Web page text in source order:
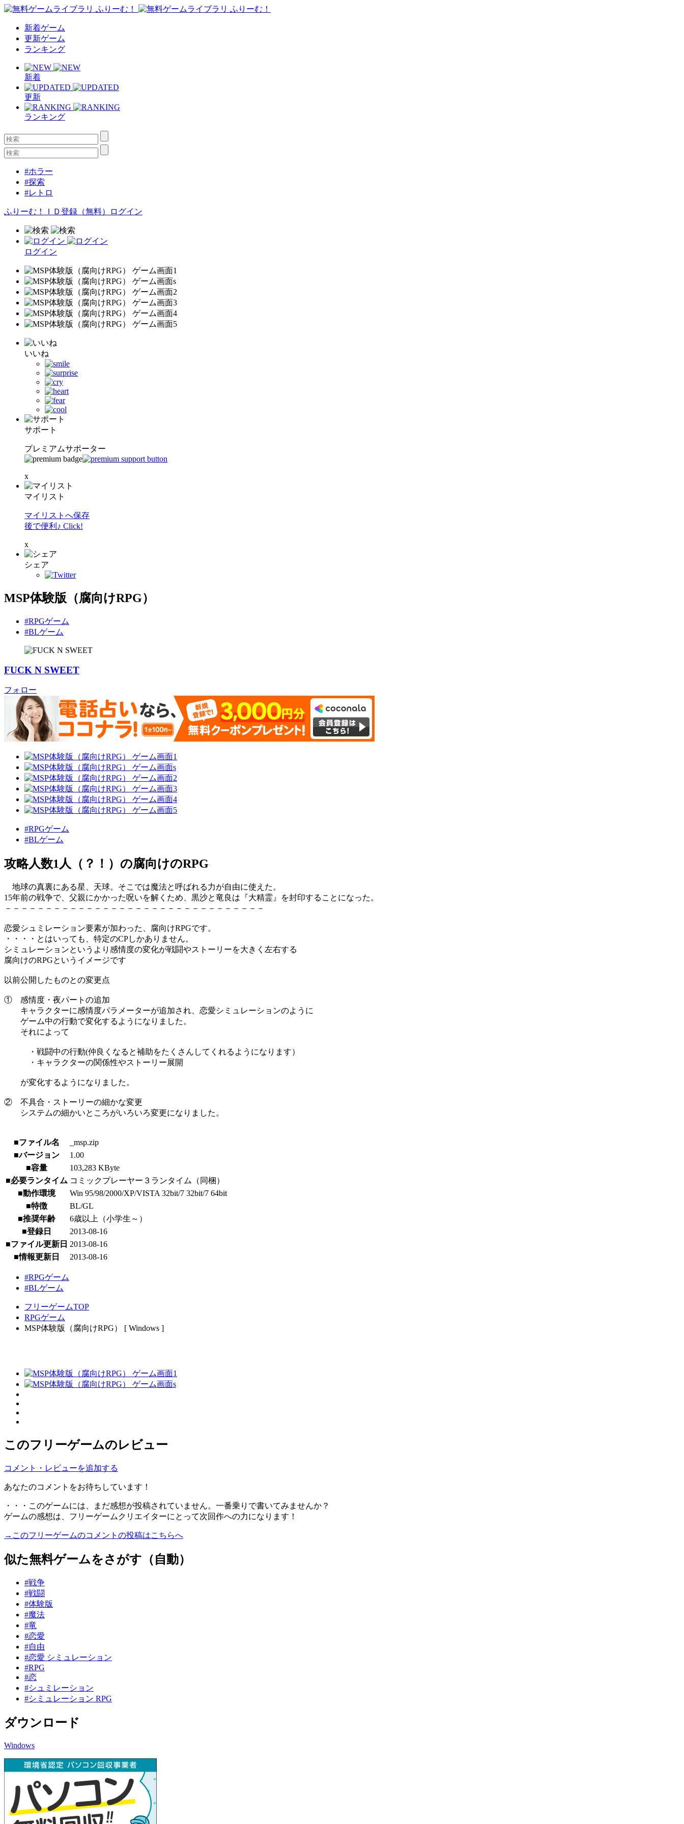
新着ゲーム
更新ゲーム
ランキング
新着
更新
ランキング
#ホラー
#探索
#レトロ
ふりーむ！ＩＤ登録（無料） ログイン
ログイン
いいね
サポート
プレミアムサポーター
x
マイリスト
マイリストへ保存
後で便利♪ Click!
x
シェア
MSP体験版（腐向けRPG）
#RPGゲーム
#BLゲーム
FUCK N SWEET
フォロー
#RPGゲーム
#BLゲーム
攻略人数1人（？！）の腐向けのRPG
地球の真裏にある星、天球。そこでは魔法と呼ばれる力が自由に使えた。
15年前の戦争で、父親にかかった呪いを解くため、黒沙と竜良は『大精霊』を封印することになった。
－－－－－－－－－－－－－－－－－－－－－－－－－－－－－－－－
恋愛シュミレーション要素が加わった、腐向けRPGです。
・・・・とはいっても、特定のCPしかありません。
シミュレーションというより感情度の変化が戦闘やストーリーを大きく左右する
腐向けのRPGというイメージです
以前公開したものとの変更点
① 感情度・夜パートの追加
キャラクターに感情度パラメーターが追加され、恋愛シミュレーションのように
ゲーム中の行動で変化するようになりました。
それによって
・戦闘中の行動(仲良くなると補助をたくさんしてくれるようになります）
・キャラクターの関係性やストーリー展開
が変化するようになりました。
② 不具合・ストーリーの細かな変更
システムの細かいところがいろいろ変更になりました。
■ファイル名
_msp.zip
■バージョン
1.00
■容量
103,283 KByte
■必要ランタイム コミックプレーヤー３ランタイム（同梱）
■動作環境
Win 95/98/2000/XP/VISTA 32bit/7 32bit/7 64bit
■特徴
BL/GL
■推奨年齢
6歳以上（小学生～）
■登録日
2013-08-16
■ファイル更新日 2013-08-16
■情報更新日
2013-08-16
#RPGゲーム
#BLゲーム
フリーゲームTOP
RPGゲーム
MSP体験版（腐向けRPG） [ Windows ]
このフリーゲームのレビュー
コメント・レビューを追加する
あなたのコメントをお待ちしています！
・・・このゲームには、まだ感想が投稿されていません。一番乗りで書いてみませんか？
ゲームの感想は、フリーゲームクリエイターにとって次回作への力になります！
→このフリーゲームのコメントの投稿はこちらへ
似た無料ゲームをさがす（自動）
#戦争
#戦闘
#体験版
#魔法
#竜
#恋愛
#自由
#恋愛 シミュレーション
#RPG
#恋
#シュミレーション
#シミュレーション RPG
ダウンロード
Windows